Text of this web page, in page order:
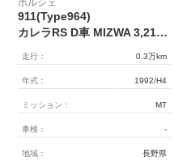
ポルシェ
911(Type964)
カレラRS D車 MIZWA 3,219km
走行： 0.3万km
年式： 1992/H4
ミッション： MT
車検： -
地域： 長野県